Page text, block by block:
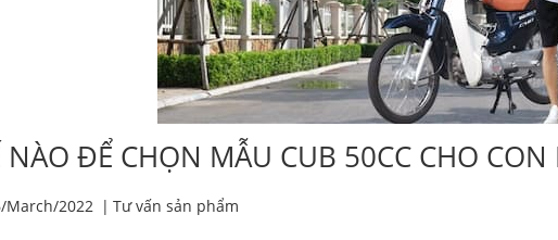
NÀO ĐỂ CHỌN MẪU CUB 50CC CHO
March/2022 | Tư vấn sản phẩm